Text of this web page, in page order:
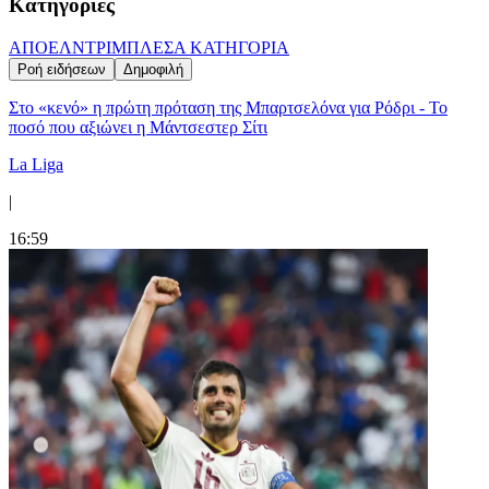
Κατηγορίες
ΑΠΟΕΛΝΤΡΙΜΠΛΕΣΑ ΚΑΤΗΓΟΡΙΑ
Ροή ειδήσεων Δημοφιλή
Στο «κενό» η πρώτη πρόταση της Μπαρτσελόνα για Ρόδρι - Το
ποσό που αξιώνει η Μάντσεστερ Σίτι
La Liga
|
16:59